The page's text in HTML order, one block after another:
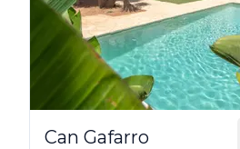
Can Gafarro